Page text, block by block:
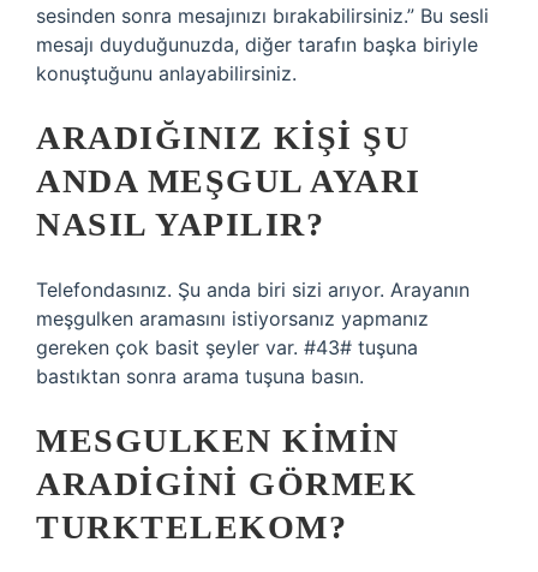
sesinden sonra mesajınızı bırakabilirsiniz.” Bu sesli
mesajı duyduğunuzda, diğer tarafın başka biriyle
konuştuğunu anlayabilirsiniz.
ARADIĞINIZ KIŞI ŞU
ANDA MEŞGUL AYARI
NASIL YAPILIR?
Telefondasınız. Şu anda biri sizi arıyor. Arayanın
meşgulken aramasını istiyorsanız yapmanız
gereken çok basit şeyler var. #43# tuşuna
bastıktan sonra arama tuşuna basın.
MESGULKEN KIMIN
ARADIGINI GÖRMEK
TURKTELEKOM?